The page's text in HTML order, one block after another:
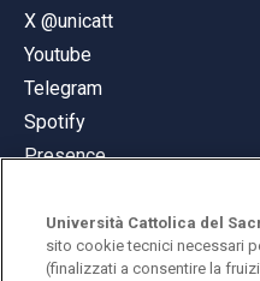
X @unicatt
Youtube
Telegram
Spotify
Presence
Università Cattolica del
sito cookie tecnici necessari
(finalizzati a consentire la